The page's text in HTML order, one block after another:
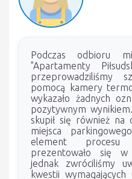
Podczas odbioru
"Apartamenty
przeprowadziliśmy
pomocą kamery
wykazało żadnych
pozytywnym
skupił się również na
miejsca
element procesu
prezentowało się w
jednak zwróciliśmy
kwestii